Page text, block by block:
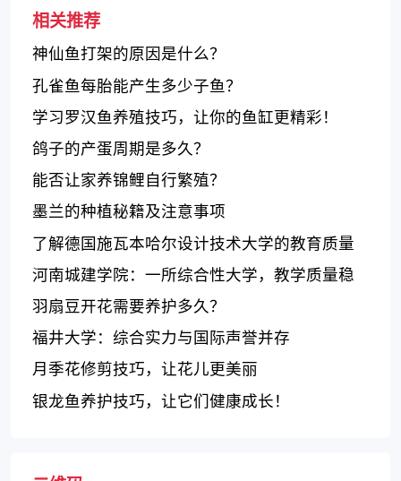
相关推荐
神仙鱼打架的原因是什么？
孔雀鱼每胎能产生多少子鱼？
学习罗汉鱼养殖技巧，让你的鱼缸更精彩！
鸽子的产蛋周期是多久？
能否让家养锦鲤自行繁殖？
墨兰的种植秘籍及注意事项
了解德国施瓦本哈尔设计技术大学的教育质量
和特点
河南城建学院：一所综合性大学，教学质量稳
步提升
羽扇豆开花需要养护多久？
福井大学：综合实力与国际声誉并存
月季花修剪技巧，让花儿更美丽
银龙鱼养护技巧，让它们健康成长！